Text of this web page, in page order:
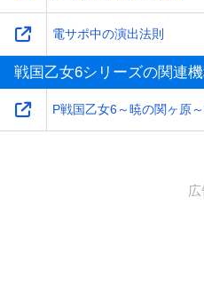
電サポ中の演出法則
戦国乙女6シリーズの関連
P戦国乙女6～暁の関ヶ原